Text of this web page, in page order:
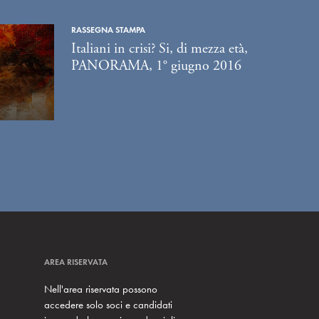
RASSEGNA STAMPA
Italiani in crisi? Si, di mezza età,
PANORAMA, 1° giugno 2016
AREA RISERVATA
Nell'area riservata possono
accedere solo soci e candidati